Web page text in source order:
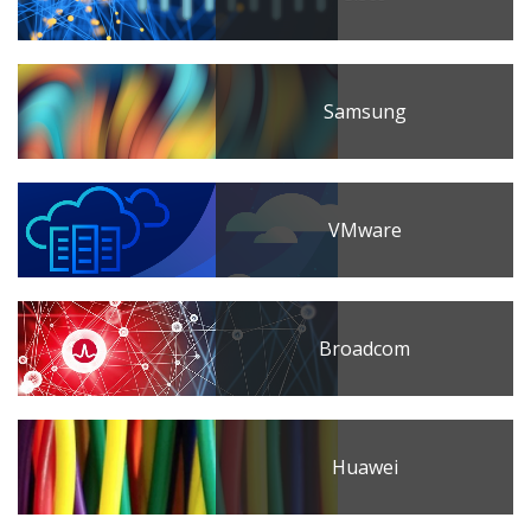
Samsung
VMware
Broadcom
Huawei